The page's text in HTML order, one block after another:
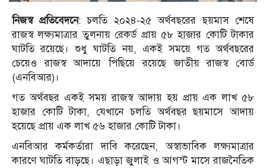
নিজস্ব প্রতিবেদনে: চলতি ২০২৪-২৫ অর্থবছরের ছয়মাস শেষে
রাজস্ব লক্ষ্যমাত্রার তুলনায় রেকর্ড প্রায় ৫৮ হাজার কোটি টাকার
ঘাটতি রয়েছে। শুধু ঘাটতি নয়, একই সময়ে গত অর্থবছরের
চেয়েও রাজস্ব আদায়ে পিছিয়ে রয়েছে জাতীয় রাজস্ব বোর্ড
(এনবিআর)।
গত অর্থবছর একই সময় রাজস্ব আদায় হয় প্রায় এক লাখ ৫৮
হাজার কোটি টাকা, যেখানে চলতি অর্থবছর ছয়মাসে আদায়
হয়েছে প্রায় এক লাখ ৫৬ হাজার কোটি টাকা।
এনবিআর কর্মকর্তারা দাবি করেছেন, অস্বাভাবিক লক্ষ্যমাত্রার
কারণে ঘাটতি বাড়ছে। এছাড়া জুলাই ও আগস্ট মাসে রাজনৈতিক